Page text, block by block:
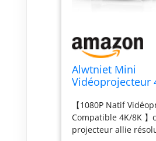
Alwtniet Mini
Vidéoprojecteur
Natif, 600 ANSI
【1080P Natif
Compatible 4K/8K 】
projecteur allie